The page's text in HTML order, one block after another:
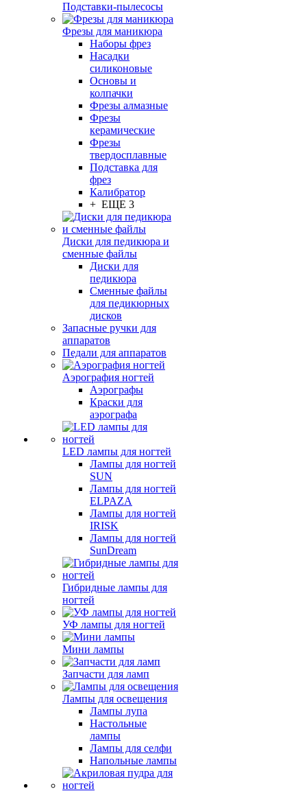
Подставки-пылесосы
Фрезы для маникюра
Наборы фрез
Насадки
силиконовые
Основы и
колпачки
Фрезы алмазные
Фрезы
керамические
Фрезы
твердосплавные
Подставка для
фрез
Калибратор
+ ЕЩЕ 3
Диски для педикюра и
сменные файлы
Диски для
педикюра
Сменные файлы
для педикюрных
дисков
Запасные ручки для
аппаратов
Педали для аппаратов
Аэрография ногтей
Аэрографы
Краски для
аэрографа
LED лампы для ногтей
Лампы для ногтей
SUN
Лампы для ногтей
ELPAZA
Лампы для ногтей
IRISK
Лампы для ногтей
SunDream
Гибридные лампы для
ногтей
УФ лампы для ногтей
Мини лампы
Запчасти для ламп
Лампы для освещения
Лампы лупа
Настольные
лампы
Лампы для селфи
Напольные лампы